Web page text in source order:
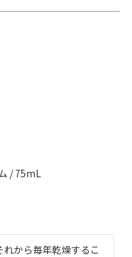
/ 75mL
から毎年乾燥するこ